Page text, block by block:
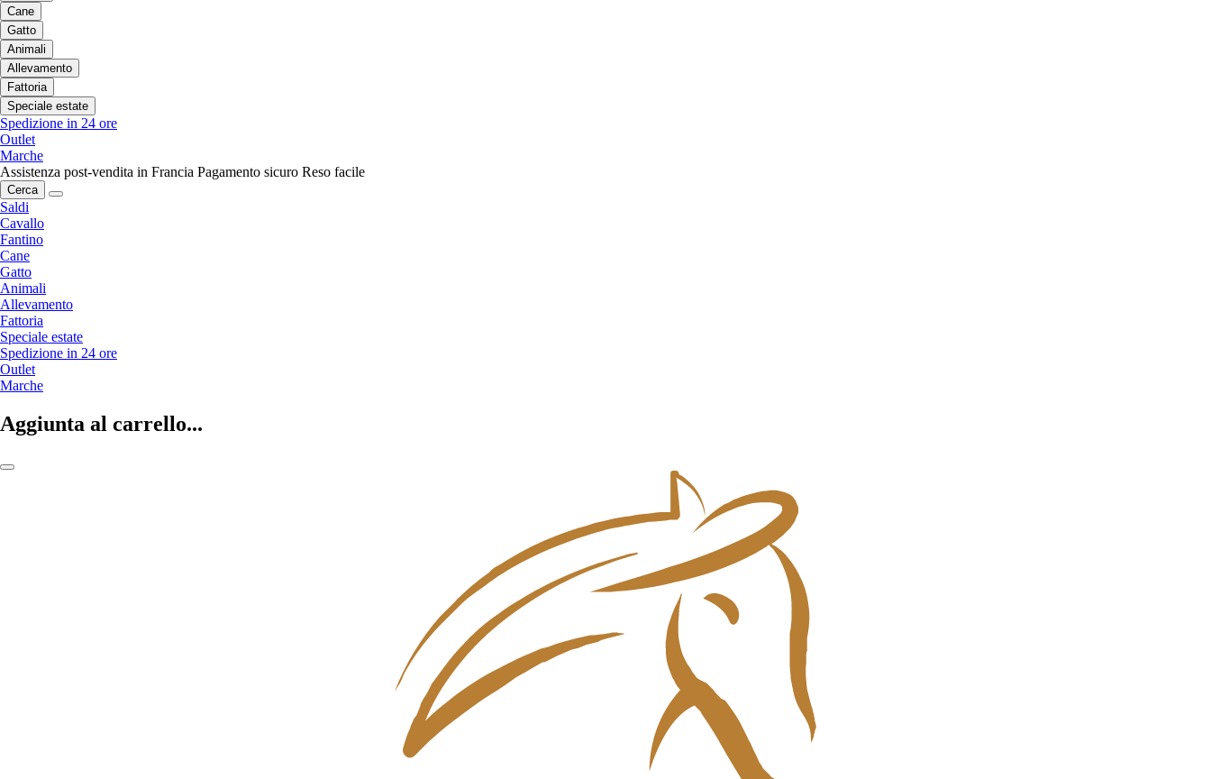
Cane
Gatto
Animali
Allevamento
Fattoria
Speciale estate
Spedizione in 24 ore
Outlet
Marche
Assistenza post-vendita in Francia Pagamento sicuro Reso facile
Cerca
Saldi
Cavallo
Fantino
Cane
Gatto
Animali
Allevamento
Fattoria
Speciale estate
Spedizione in 24 ore
Outlet
Marche
Aggiunta al carrello...